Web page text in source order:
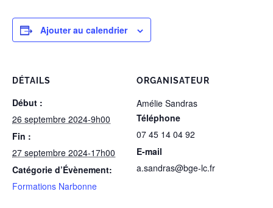
Ajouter au calendrier
DÉTAILS
Début :
26 septembre 2024-9h00
Fin :
27 septembre 2024-17h00
Catégorie d’Évènement:
Formations Narbonne
ORGANISATEUR
Amélie Sandras
Téléphone
07 45 14 04 92
E-mail
a.sandras@bge-lc.fr